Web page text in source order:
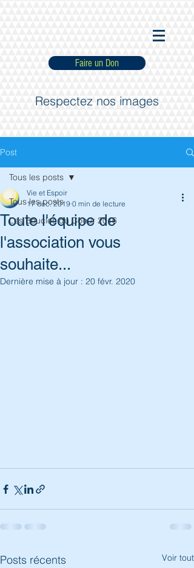
Faire un Don
Respectez nos images
Post
Tous les posts
Les Boucles du Coeur 2016
Tous les posts
Toute l'équipe de
l'association vous
souhaite...
Vie et Espoir
17 déc. 2019 0 min de lecture
Dernière mise à jour : 20 févr. 2020
Posts récents Voir tout